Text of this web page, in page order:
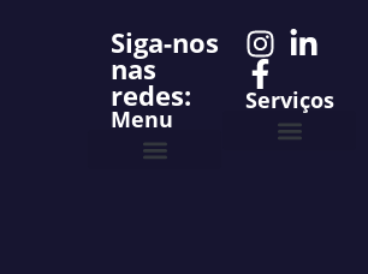
Siga-nos
nas
redes:
Menu
Serviços